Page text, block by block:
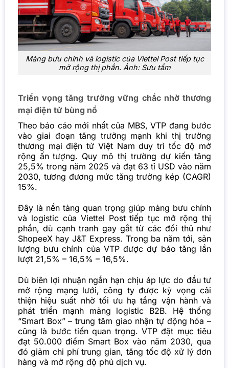
Mảng bưu chính và logistic của Viettel Post tiếp tục
mở rộng thị phần. Ảnh: Sưu tầm
Triển vọng tăng trưởng vững chắc nhờ thương
mại điện tử bùng nổ
Theo báo cáo mới nhất của MBS, VTP đang bước
vào giai đoạn tăng trưởng mạnh khi thị trường
thương mại điện tử Việt Nam duy trì tốc độ mở
rộng ấn tượng. Quy mô thị trường dự kiến tăng
25,5% trong năm 2025 và đạt 63 tỉ USD vào năm
2030, tương đương mức tăng trưởng kép (CAGR)
15%.
Đây là nền tảng quan trọng giúp mảng bưu chính
và logistic của Viettel Post tiếp tục mở rộng thị
phần, dù cạnh tranh gay gắt từ các đối thủ như
ShopeeX hay J&T Express. Trong ba năm tới, sản
lượng bưu chính của VTP được dự báo tăng lần
lượt 21,5% – 16,5% – 16,5%.
Dù biên lợi nhuận ngắn hạn chịu áp lực do đầu tư
mở rộng mạng lưới, công ty được kỳ vọng cải
thiện hiệu suất nhờ tối ưu hạ tầng vận hành và
phát triển mạnh mảng logistic B2B. Hệ thống
“Smart Box” – trung tâm giao nhận tự động hóa –
cũng là bước tiến quan trọng. VTP đặt mục tiêu
đạt 50.000 điểm Smart Box vào năm 2030, qua
đó giảm chi phí trung gian, tăng tốc độ xử lý đơn
hàng và mở rộng độ phủ dịch vụ.